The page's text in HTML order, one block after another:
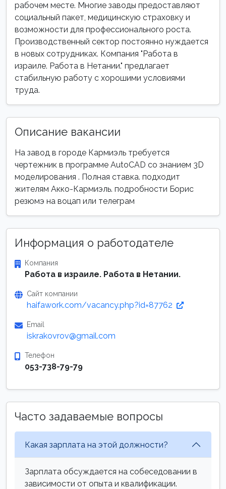
рабочем месте. Многие заводы предоставляют
социальный пакет, медицинскую страховку и
возможности для профессионального роста.
Производственный сектор постоянно нуждается
в новых сотрудниках. Компания "Работа в
израиле. Работа в Нетании." предлагает
стабильную работу с хорошими условиями
труда.
Описание вакансии
На завод в городе Кармиэль требуется
чертежник в программе AutoCAD со знанием 3D
моделирования . Полная ставка. подходит
жителям Акко-Кармиэль. подробности Бориc
резюмэ на воцап или телеграм
Информация о работодателе
Компания
Работа в израиле. Работа в Нетании.
Сайт компании
haifawork.com/vacancy.php?id=87762
Email
iskrakovrov@gmail.com
Телефон
053-738-79-79
Часто задаваемые вопросы
Какая зарплата на этой должности?
Зарплата обсуждается на собеседовании в
зависимости от опыта и квалификации.